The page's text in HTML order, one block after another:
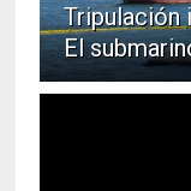
Tripulación
El